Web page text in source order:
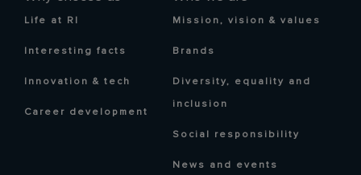
Life at RI
Interesting facts
Innovation & tech
Career development
Mission, vision & values
Brands
Diversity, equality and
inclusion
Social responsibility
News and events